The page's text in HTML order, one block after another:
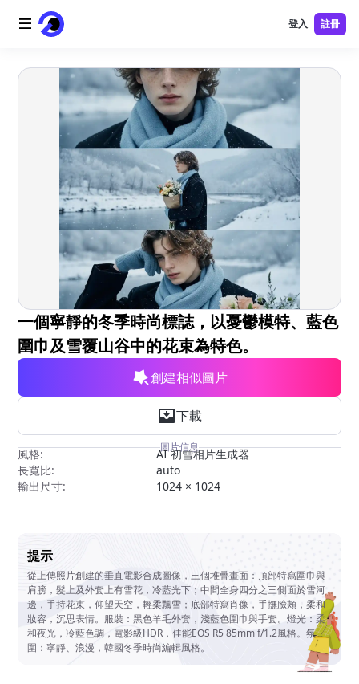
首頁
免費工具
登入 註冊
一個寧靜的冬季時尚標誌，以憂鬱模特、藍色
圍巾及雪覆山谷中的花束為特色。
創建相似圖片
下載
圖片信息
風格:
AI 初雪相片生成器
長寬比:
auto
輸出尺寸:
1024 × 1024
提示
從上傳照片創建的垂直電影合成圖像，三個堆疊畫面：頂部特寫圍巾與
肩膀，髮上及外套上有雪花，冷藍光下；中間全身四分之三側面於雪河
邊，手持花束，仰望天空，輕柔飄雪；底部特寫肖像，手撫臉頰，柔和
妝容，沉思表情。服裝：黑色羊毛外套，淺藍色圍巾與手套。燈光：柔
和夜光，冷藍色調，電影級HDR，佳能EOS R5 85mm f/1.2風格。氛
圍：寧靜、浪漫，韓國冬季時尚編輯風格。